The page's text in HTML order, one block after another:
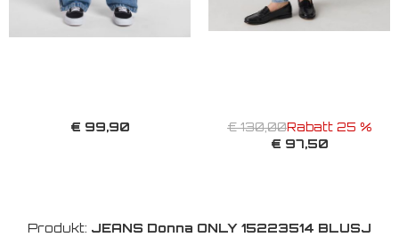
€ 99,90 € 130,00Rabatt 25 %
€ 97,50
Produkt: JEANS Donna ONLY 15223514 BLUSJ